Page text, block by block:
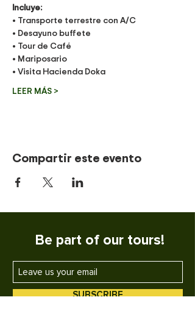
Incluye:
• Transporte terrestre con A/C
• Desayuno buffete
• Tour de Café
• Mariposario
• Visita Hacienda Doka
LEER MÁS >
Compartir este evento
Be part of our tours!
SUBSCRIBE